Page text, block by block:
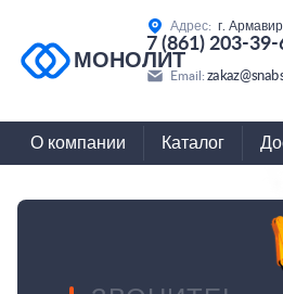
МОНОЛИТ
Адрес: г.
7 (861) 203-39-
Email:
О компании Каталог